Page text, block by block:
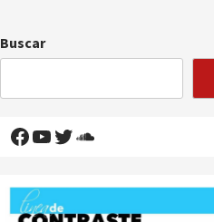
Buscar
Facebook
YouTube
Twitter
SoundCloud